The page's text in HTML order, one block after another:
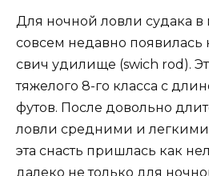
Для ночной ловли судака в
совсем недавно появилась
свич удилище (swich rod).
тяжелого 8-го класса с
футов. После довольно
ловли средними и легкими
эта снасть пришлась как
далеко не только для